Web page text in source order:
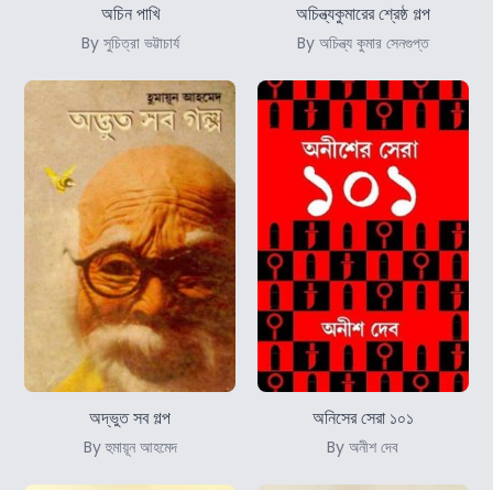
অচিন পাখি
By সুচিত্রা ভট্টাচার্য
অচিন্ত্যকুমারের শ্রেষ্ঠ গল্প
By অচিন্ত্য কুমার সেনগুপ্ত
অদ্ভুত সব গল্প
By হুমায়ূন আহমেদ
অনিসের সেরা ১০১
By অনীশ দেব